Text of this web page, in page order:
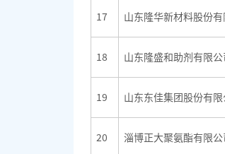
17 山东隆华新材料股份
18 山东隆盛和助剂有限公
19 山东东佳集团股份有
20 淄博正大聚氨酯有限公